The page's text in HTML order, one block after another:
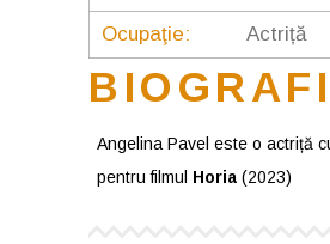
Ocupaţie: Actriță
Angelina Pavel este o actriță
pentru filmul Horia (2023)